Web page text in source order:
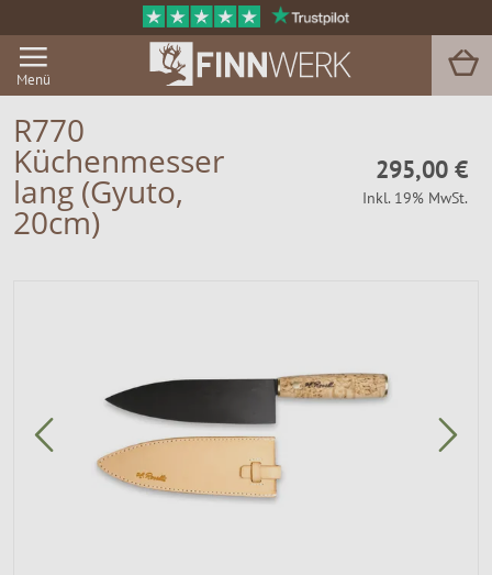
Menü
Grill & BBQ
Sauna
Magazin
R770
Küchenmesser
lang (Gyuto,
20cm)
295,00 €
Inkl. 19% MwSt.